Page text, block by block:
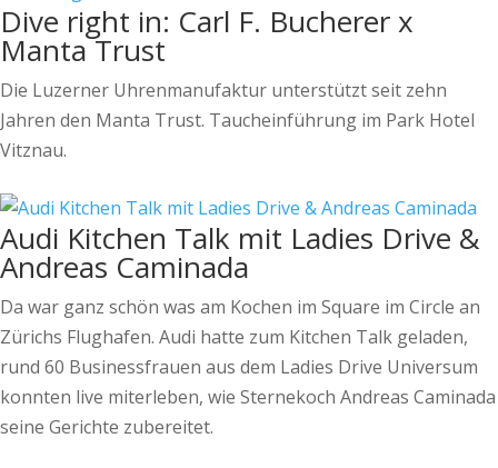
Dive right in: Carl F. Bucherer x
Manta Trust
Die Luzerner Uhrenmanufaktur unterstützt seit zehn
Jahren den Manta Trust. Taucheinführung im Park Hotel
Vitznau.
Audi Kitchen Talk mit Ladies Drive &
Andreas Caminada
Da war ganz schön was am Kochen im Square im Circle an
Zürichs Flughafen. Audi hatte zum Kitchen Talk geladen,
rund 60 Businessfrauen aus dem Ladies Drive Universum
konnten live miterleben, wie Sternekoch Andreas Caminada
seine Gerichte zubereitet.